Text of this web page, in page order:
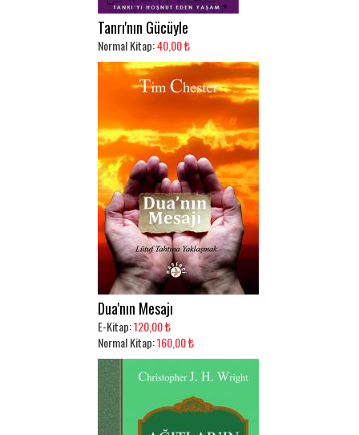
Tanrı'nın Gücüyle
Normal Kitap:40,00 ₺
Dua'nın Mesajı
E-Kitap:120,00 ₺
Normal Kitap:160,00 ₺